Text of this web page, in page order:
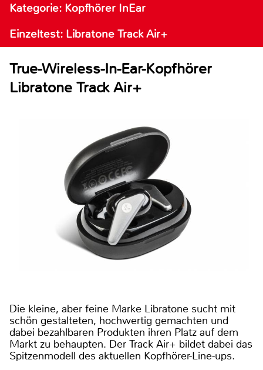
Kategorie: Kopfhörer InEar
Einzeltest: Libratone Track Air+
True-Wireless-In-Ear-Kopfhörer
Libratone Track Air+
Die kleine, aber feine Marke Libratone sucht mit
schön gestalteten, hochwertig gemachten und
dabei bezahlbaren Produkten ihren Platz auf dem
Markt zu behaupten. Der Track Air+ bildet dabei das
Spitzenmodell des aktuellen Kopfhörer-Line-ups.